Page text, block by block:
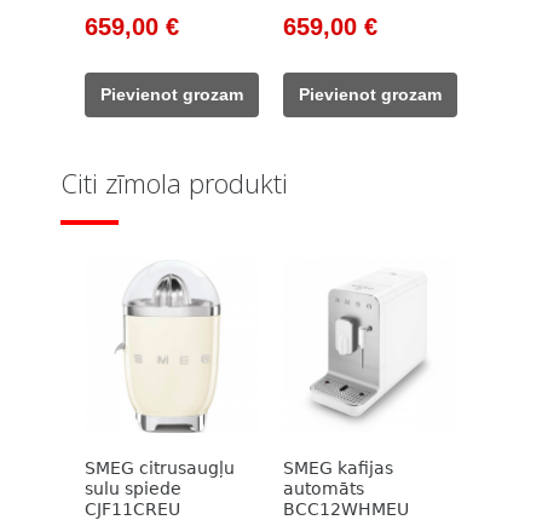
Original
was:
777,00 €.
659,00 €Current
659,00 €.
Pievienot grozam
Original
was:
777,00 €.
659,00 €Current
659,00 €.
Pievienot grozam
Citi zīmola produkti
SMEG citrusaugļu
sulu spiede
CJF11CREU
SMEG kafijas
automāts
BCC12WHMEU